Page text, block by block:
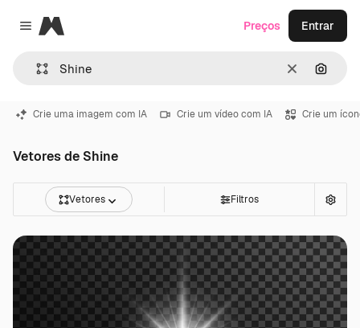
Close menu
Magnific
Limpar
Preços Entrar
Crie uma imagem com IA Crie um vídeo com IA Crie um
Vetores de Shine
Vetores Filtros